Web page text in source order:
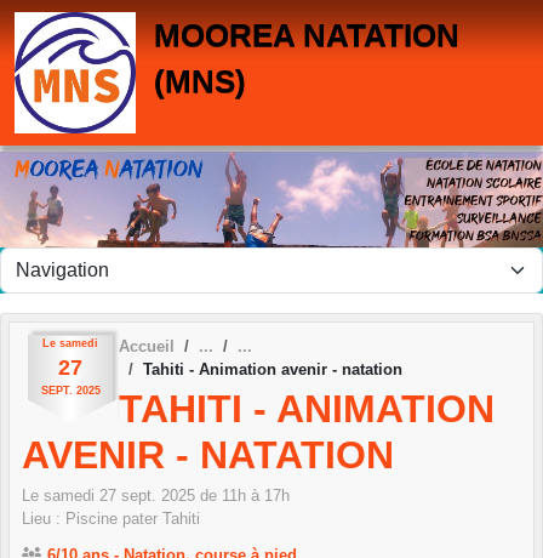
MOOREA NATATION
(MNS)
Le samedi
27
SEPT. 2025
Accueil
Tahiti - Animation avenir - natation
TAHITI - ANIMATION
AVENIR - NATATION
Le samedi 27 sept. 2025 de 11h à 17h
Lieu : Piscine pater Tahiti
Panneau de gestion des cookies